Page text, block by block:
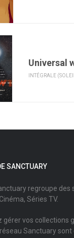
Universal
INTÉGRALE
SANCTUARY
regroupe
Séries TV.
gérer vos collections
Sanctuary